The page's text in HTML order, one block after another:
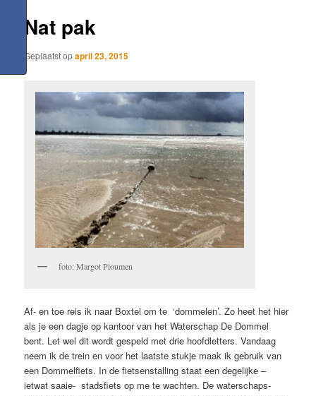
Nat pak
Geplaatst opapril 23, 2015
foto: Margot Ploumen
Af- en toe reis ik naar Boxtel om te ‘dommelen’. Zo heet het hier
als je een dagje op kantoor van het Waterschap De Dommel
bent. Let wel dit wordt gespeld met drie hoofdletters. Vandaag
neem ik de trein en voor het laatste stukje maak ik gebruik van
een Dommelfiets. In de fietsenstalling staat een degelijke –
ietwat saaie- stadsfiets op me te wachten. De waterschaps-